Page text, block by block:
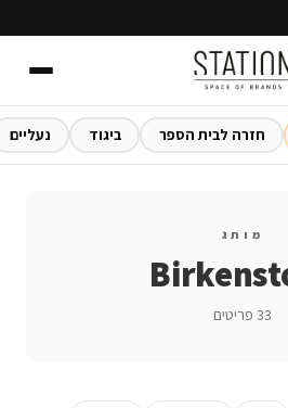
חזרה לבית הספר ביגוד נעליים
מותג
33 פריטים